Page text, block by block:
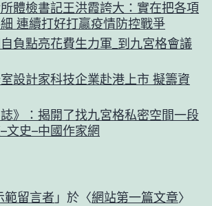
體檢書記王洪霞誇大：實在把各項
連續打好打贏疫情防控戰爭
負點亮花費生力軍_到九宮格會議
設計家科技企業赴港上市 擬籌資
》：揭開了找九宮格私密空間一段
文史–中國作家網
範留言者 」於〈網站第一篇文章〉